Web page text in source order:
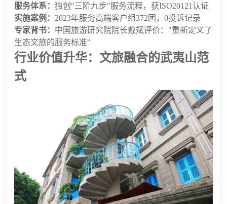
服务体系： 独创"三阶九步"服务流程，获ISO20121认证
实施案例： 2023年服务高端客户组372团，0投诉记录
专家背书： 中国旅游研究院院长戴斌评价："重新定义了
生态文旅的服务标准"
行业价值升华：文旅融合的武夷山范
式